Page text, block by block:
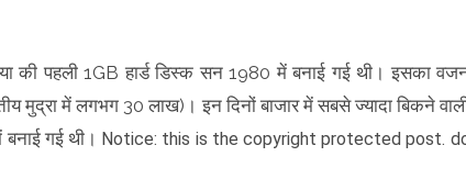
की पहली 1GB हार्ड डिस्क सन 1980 में बनाई गई थी। इसका
में लगभग 30 लाख)। इन दिनों बाजार में सबसे ज्यादा बिकने
बनाई गई थी। Notice: this is the copyright protected post.